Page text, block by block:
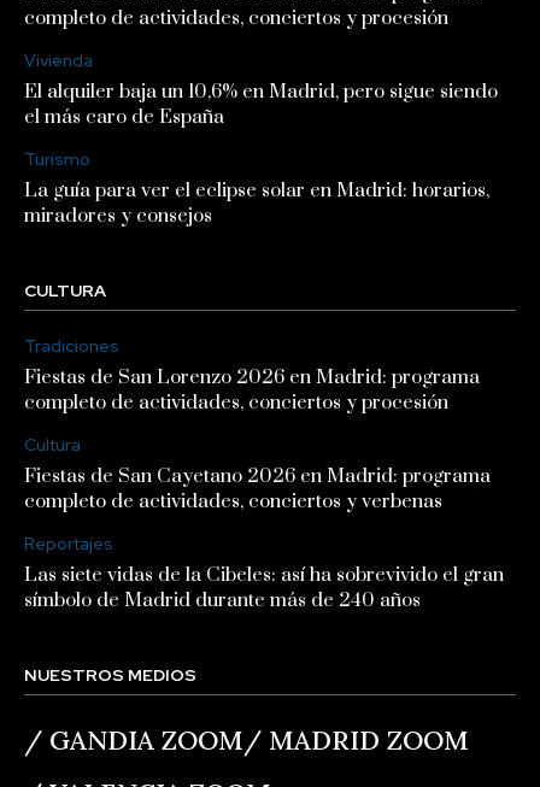
completo de actividades, conciertos y procesión
Vivienda
El alquiler baja un 10,6% en Madrid, pero sigue siendo
el más caro de España
Turismo
La guía para ver el eclipse solar en Madrid: horarios,
miradores y consejos
CULTURA
Tradiciones
Fiestas de San Lorenzo 2026 en Madrid: programa
completo de actividades, conciertos y procesión
Cultura
Fiestas de San Cayetano 2026 en Madrid: programa
completo de actividades, conciertos y verbenas
Reportajes
Las siete vidas de la Cibeles: así ha sobrevivido el gran
símbolo de Madrid durante más de 240 años
NUESTROS MEDIOS
/ GANDIA ZOOM/ MADRID ZOOM